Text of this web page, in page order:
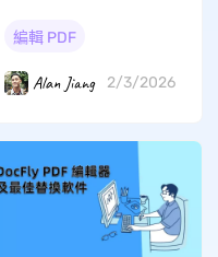
編輯 PDF
Alan Jiang 2/3/2026